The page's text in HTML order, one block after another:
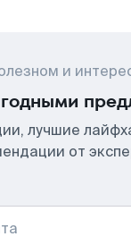
и
лучшие
от